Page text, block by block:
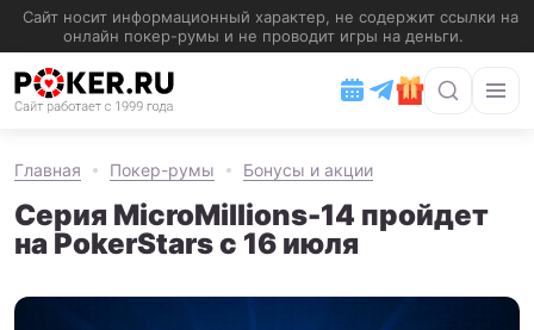
Главная Покер-румы Бонусы и акции
Серия MicroMillions-14 пройдет
на PokerStars с 16 июля